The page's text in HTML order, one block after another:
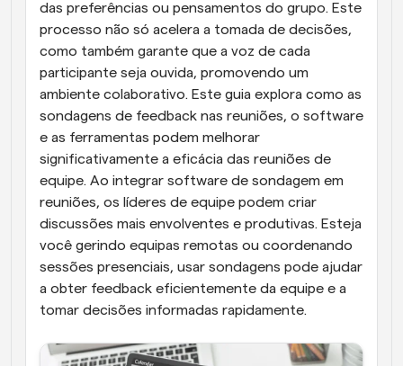
das preferências ou pensamentos do grupo. Este
processo não só acelera a tomada de decisões,
como também garante que a voz de cada
participante seja ouvida, promovendo um
ambiente colaborativo. Este guia explora como as
sondagens de feedback nas reuniões, o software
e as ferramentas podem melhorar
significativamente a eficácia das reuniões de
equipe. Ao integrar software de sondagem em
reuniões, os líderes de equipe podem criar
discussões mais envolventes e produtivas. Esteja
você gerindo equipas remotas ou coordenando
sessões presenciais, usar sondagens pode ajudar
a obter feedback eficientemente da equipe e a
tomar decisões informadas rapidamente.